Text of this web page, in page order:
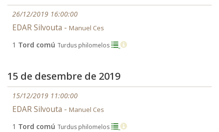
26/12/2019 16:00:00
EDAR Silvouta - Manuel Ces
1 Tord comú Turdus philomelos
15 de desembre de 2019
15/12/2019 11:00:00
EDAR Silvouta - Manuel Ces
1 Tord comú Turdus philomelos